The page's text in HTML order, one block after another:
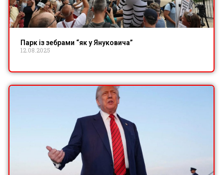
Парк із зебрами “як у Януковича”
12.08.2025